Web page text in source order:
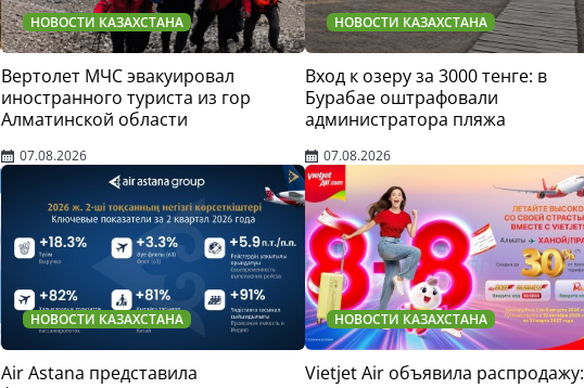
НОВОСТИ КАЗАХСТАНА
Вертолет МЧС эвакуировал
иностранного туриста из гор
Алматинской области
07.08.2026
НОВОСТИ КАЗАХСТАНА
Вход к озеру за 3000 тенге: в
Бурабае оштрафовали
администратора пляжа
07.08.2026
НОВОСТИ КАЗАХСТАНА
Air Astana представила
НОВОСТИ КАЗАХСТАНА
Vietjet Air объявила распродажу: